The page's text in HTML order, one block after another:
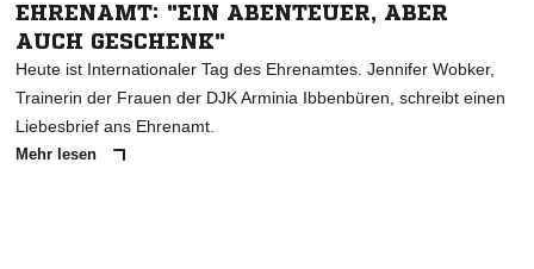
EHRENAMT: "EIN ABENTEUER, ABER
AUCH GESCHENK"
Heute ist Internationaler Tag des Ehrenamtes. Jennifer Wobker,
Trainerin der Frauen der DJK Arminia Ibbenbüren, schreibt einen
Liebesbrief ans Ehrenamt.
Mehr lesen